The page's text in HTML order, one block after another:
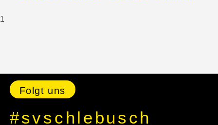
Folgt uns
#svschlebusch